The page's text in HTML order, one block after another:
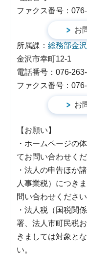
ファクス番号：
所属課： 総務部金
金沢市幸町12-1
電話番号：076-
ファクス番号：
【お願い】
・ホームページの
てお問い合わせくだ
・法人の申告ほか
人事業税）につき
問い合わせください
・法人税（国税関
署、法人市町民税
きましては対象と
い。